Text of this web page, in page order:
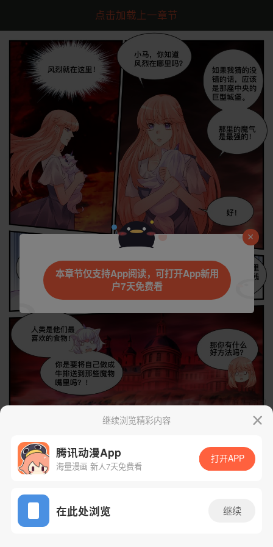
点击加载上一章节
App免费看
下一话 腾漫App免费看
继续浏览精彩内容
腾讯动漫App
海量漫画 新人7天免费看
打开APP
在此处浏览 继续
本章节仅支持App阅读，可打开App新用
户7天免费看
是否前往腾漫App继续阅读
立即前往